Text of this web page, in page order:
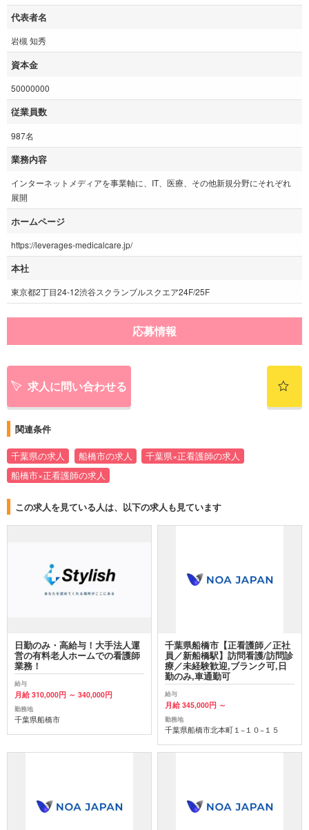
代表者名
岩槻 知秀
資本金
50000000
従業員数
987名
業務内容
インターネットメディアを事業軸に、IT、医療、その他新規分野にそれぞれ
展開
ホームページ
https://leverages-medicalcare.jp/
本社
東京都2丁目24-12渋谷スクランブルスクエア24F/25F
応募情報
求人に問い合わせる
関連条件
千葉県の求人 船橋市の求人
千葉県×正看護師の求人
船橋市×正看護師の求人
この求人を見ている人は、以下の求人も見ています
日勤のみ・高給与！大手法人運
営の有料老人ホームでの看護師
業務！
給与
月給 310,000円 ～ 340,000円
勤務地
千葉県船橋市
千葉県船橋市【正看護師／正社
員／新船橋駅】訪問看護/訪問診
療／未経験歓迎,ブランク可,日
勤のみ,車通勤可
給与
月給 345,000円 ～
勤務地
千葉県船橋市北本町１−１０−１５